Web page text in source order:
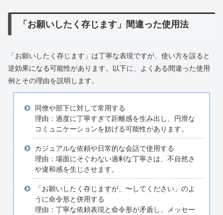
「お願いしたく存じます」間違った使用法
「お願いしたく存じます」は丁寧な表現ですが、使い方を誤ると
逆効果になる可能性があります。以下に、よくある間違った使用
例とその理由を説明します。
同僚や部下に対して常用する
理由：過度に丁寧すぎて距離感を生み出し、円滑な
コミュニケーションを妨げる可能性があります。
カジュアルな依頼や日常的な会話で使用する
理由：場面にそぐわない過剰な丁寧さは、不自然さ
や違和感を生じさせます。
「お願いしたく存じますが、〜してください」のよ
うに命令形と併用する
理由：丁寧な依頼表現と命令形が矛盾し、メッセー